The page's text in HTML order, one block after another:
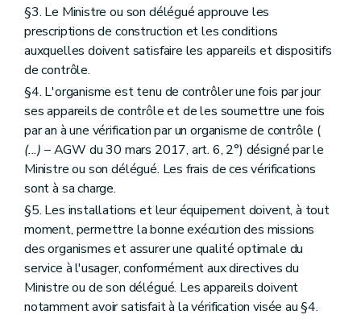
§3. Le Ministre ou son délégué approuve les
prescriptions de construction et les conditions
auxquelles doivent satisfaire les appareils et dispositifs
de contrôle.
§4. L'organisme est tenu de contrôler une fois par jour
ses appareils de contrôle et de les soumettre une fois
par an à une vérification par un organisme de contrôle (
(...) – AGW du 30 mars 2017, art. 6, 2°) désigné par le
Ministre ou son délégué. Les frais de ces vérifications
sont à sa charge.
§5. Les installations et leur équipement doivent, à tout
moment, permettre la bonne exécution des missions
des organismes et assurer une qualité optimale du
service à l'usager, conformément aux directives du
Ministre ou de son délégué. Les appareils doivent
notamment avoir satisfait à la vérification visée au §4.